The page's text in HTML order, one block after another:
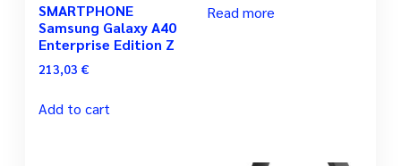
SMARTPHONE
Samsung Galaxy A40
Enterprise Edition Z
213,03 €
Add to cart
Read more